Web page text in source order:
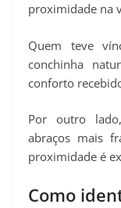
proximidade na
Quem teve
conchinha
conforto
Por outro
abraços mais
proximidade é
Como